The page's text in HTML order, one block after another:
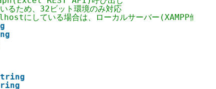
め、32ビット環境のみ対応
にしている場合は、ローカルサーバー(XAMPP他)の起